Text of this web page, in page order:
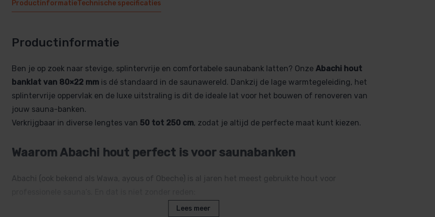
ProductinformatieTechnische specificaties
Productinformatie
Ben je op zoek naar stevige, splintervrije en comfortabele saunabank latten? Onze Abachi hout
banklat van 80×22 mm is dé standaard in de saunawereld. Dankzij de lage warmtegeleiding, het
splintervrije oppervlak en de luxe uitstraling is dit de ideale lat voor het bouwen of renoveren van
jouw sauna-banken.
Verkrijgbaar in diverse lengtes van 50 tot 250 cm, zodat je altijd de perfecte maat kunt kiezen.
Waarom Abachi hout perfect is voor saunabanken
Abachi (ook bekend als Wawa, ayous of Obeche) is al jaren het meest gebruikte hout voor
Lees meer